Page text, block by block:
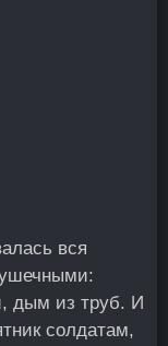
вся
дым из труб. И
солдатам,